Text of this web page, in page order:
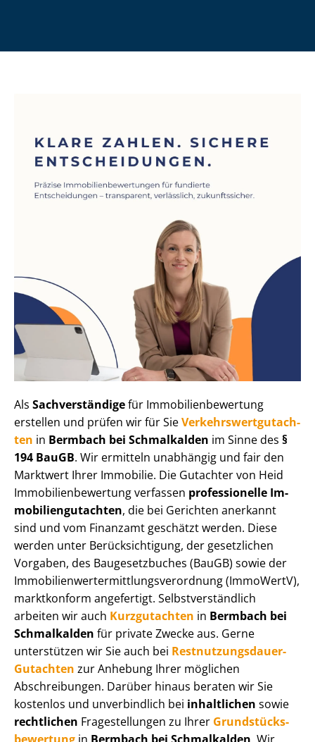
Als Sachverständigefür Im­mo­bi­li­en­be­wer­tung
erstellen und prüfen wir für SieVer­kehrs­wert­gut­ach­
ten in Bermbach bei Schmalkalden im Sinne des §
194 BauGB. Wir ermitteln unabhängig und fair den
Marktwert Ihrer Immobilie. Die Gutachter von Heid
Im­mo­bi­li­en­be­wer­tung verfassen professionelle Im­
mo­bi­li­en­gut­ach­ten, die bei Gerichten anerkannt
sind und vom Finanzamt geschätzt werden. Diese
werden unter Be­rück­sich­ti­gung, der gesetzlichen
Vorgaben, des Baugesetzbuches (BauGB) sowie der
Im­mo­bi­li­en­wert­ermitt­lungs­ver­ord­nung (ImmoWertV),
marktkonform angefertigt. Selbst­ver­ständ­lich
arbeiten wir auch Kurzgutachten in Bermbach bei
Schmalkalden für private Zwecke aus. Gerne
unterstützen wir Sie auch bei Rest­nut­zungs­dau­er-
Gutachten zur Anhebung Ihrer möglichen
Abschreibungen. Darüber hinaus beraten wir Sie
kostenlos und unverbindlich bei inhaltlichen sowie
rechtlichen Fragestellungen zu Ihrer Grund­stücks­